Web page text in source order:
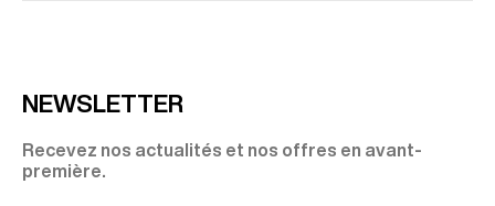
NEWSLETTER
Recevez nos actualités et nos offres en avant-
première.